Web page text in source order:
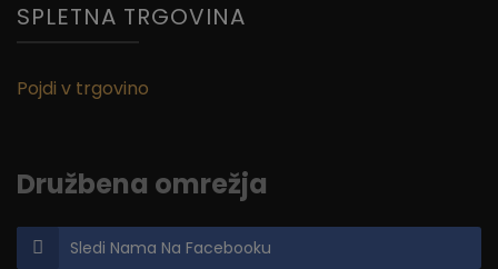
SPLETNA TRGOVINA
Pojdi v trgovino
Družbena omrežja
Sledi Nama Na Facebooku